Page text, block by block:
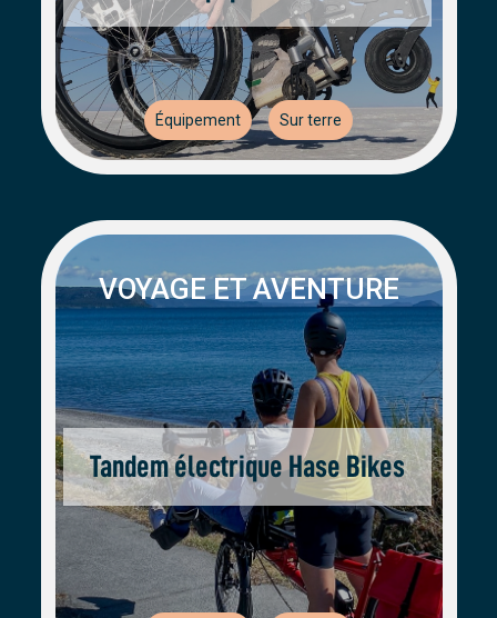
Équipement Sur terre
VOYAGE ET AVENTURE
Tandem électrique Hase Bikes